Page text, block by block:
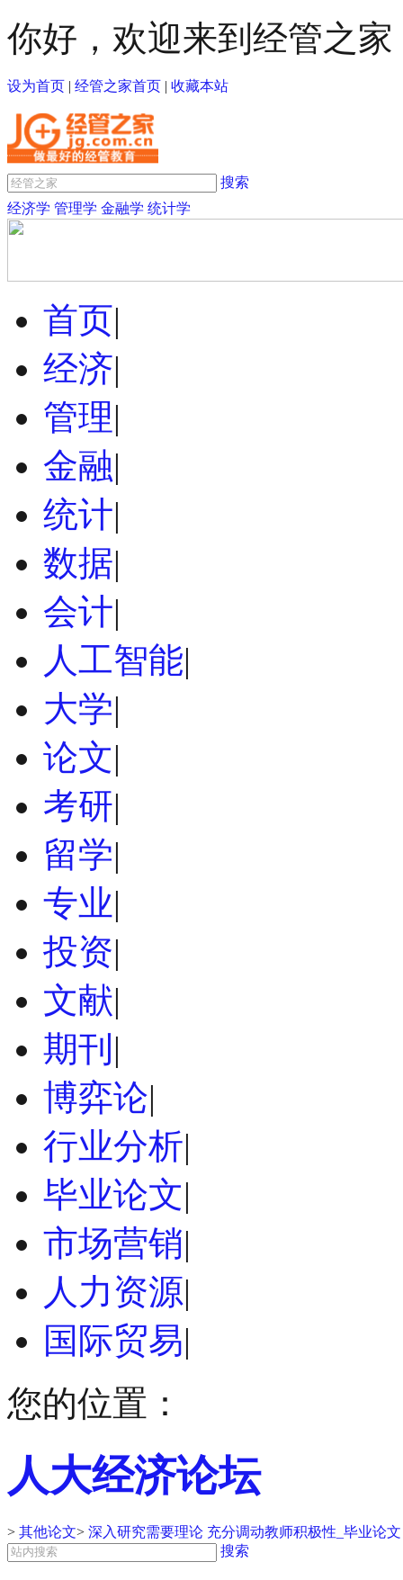
你好，欢迎来到经管之家
设为首页 | 经管之家首页 | 收藏本站
搜索
经济学 管理学 金融学 统计学
首页|
经济|
管理|
金融|
统计|
数据|
会计|
人工智能|
大学|
论文|
考研|
留学|
专业|
投资|
文献|
期刊 |
博弈论|
行业分析|
毕业论文|
市场营销|
人力资源|
国际贸易|
您的位置：
人大经济论坛
> 其他论文> 深入研究需要理论 充分调动教师积极性_毕业论文
搜索